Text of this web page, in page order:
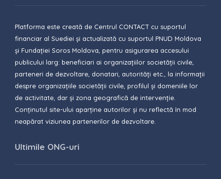
Platforma este creată de Centrul CONTACT cu suportul
financiar al Suediei și actualizată cu suportul PNUD Moldova
și Fundației Soros Moldova, pentru asigurarea accesului
publicului larg: beneficiari ai organizațiilor societății civile,
parteneri de dezvoltare, donatari, autorități etc., la informații
despre organizațiile societății civile, profilul și domeniile lor
de activitate, dar și zona geografică de intervenție.
Conținutul site-ului aparține autorilor și nu reflectă în mod
neapărat viziunea partenerilor de dezvoltare.
Ultimile ONG-uri